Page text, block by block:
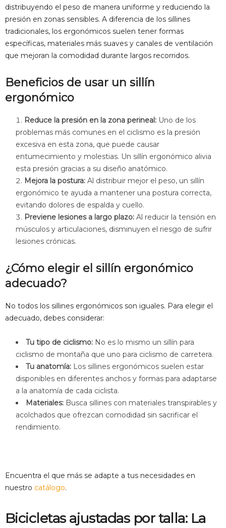
distribuyendo el peso de manera uniforme y reduciendo la
presión en zonas sensibles. A diferencia de los sillines
tradicionales, los ergonómicos suelen tener formas
específicas, materiales más suaves y canales de ventilación
que mejoran la comodidad durante largos recorridos.
Beneficios de usar un sillín
ergonómico
Reduce la presión en la zona perineal: Uno de los
problemas más comunes en el ciclismo es la presión
excesiva en esta zona, que puede causar
entumecimiento y molestias. Un sillín ergonómico alivia
esta presión gracias a su diseño anatómico.
Mejora la postura: Al distribuir mejor el peso, un sillín
ergonómico te ayuda a mantener una postura correcta,
evitando dolores de espalda y cuello.
Previene lesiones a largo plazo: Al reducir la tensión en
músculos y articulaciones, disminuyen el riesgo de sufrir
lesiones crónicas.
¿Cómo elegir el sillín ergonómico
adecuado?
No todos los sillines ergonómicos son iguales. Para elegir el
adecuado, debes considerar:
Tu tipo de ciclismo: No es lo mismo un sillín para
ciclismo de montaña que uno para ciclismo de carretera.
Tu anatomía: Los sillines ergonómicos suelen estar
disponibles en diferentes anchos y formas para adaptarse
a la anatomía de cada ciclista.
Materiales: Busca sillines con materiales transpirables y
acolchados que ofrezcan comodidad sin sacrificar el
rendimiento.
Encuentra el que más se adapte a tus necesidades en
nuestro catálogo.
Bicicletas ajustadas por talla: La